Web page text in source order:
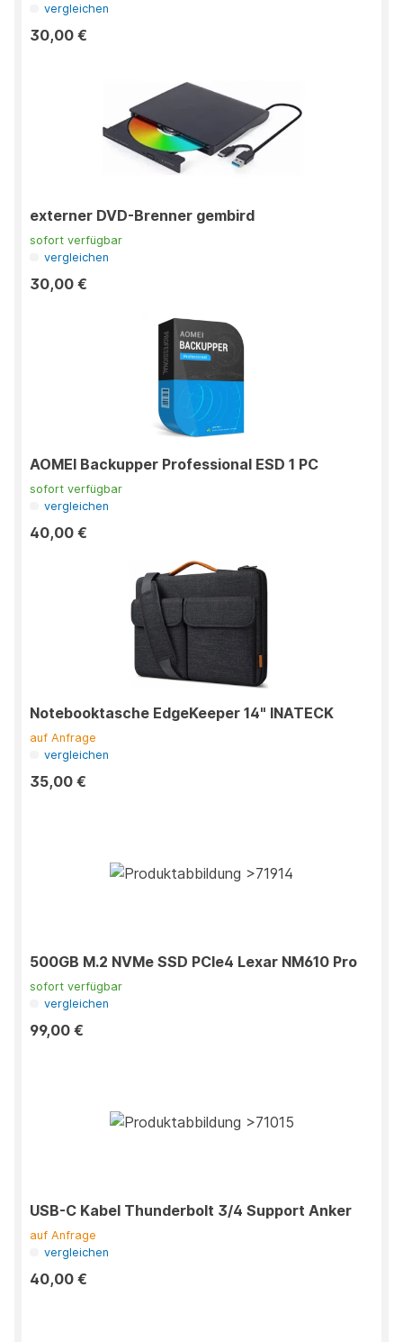
vergleichen
30,00 €
externer DVD-Brenner gembird
sofort verfügbar
vergleichen
30,00 €
AOMEI Backupper Professional ESD 1 PC
sofort verfügbar
vergleichen
40,00 €
Notebooktasche EdgeKeeper 14" INATECK
auf Anfrage
vergleichen
35,00 €
500GB M.2 NVMe SSD PCIe4 Lexar NM610 Pro
sofort verfügbar
vergleichen
99,00 €
USB-C Kabel Thunderbolt 3/4 Support Anker
auf Anfrage
vergleichen
40,00 €